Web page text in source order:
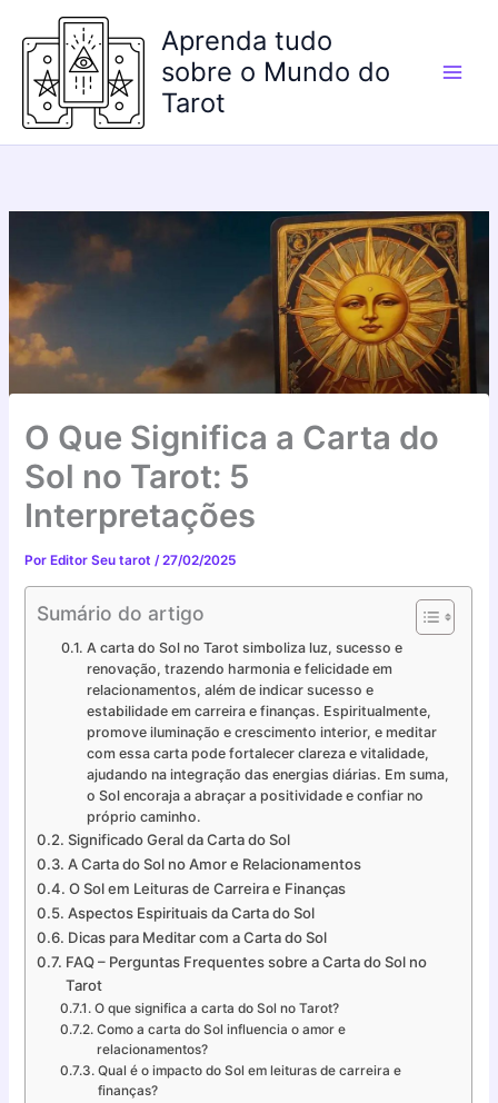
para
conteúdo
Aprenda tudo
sobre o Mundo do
Tarot
O Que Significa a Carta do
Sol no Tarot: 5
Interpretações
PorEditor Seu tarot /27/02/2025
Sumário do artigo
A carta do Sol no Tarot simboliza luz, sucesso e
renovação, trazendo harmonia e felicidade em
relacionamentos, além de indicar sucesso e
estabilidade em carreira e finanças. Espiritualmente,
promove iluminação e crescimento interior, e meditar
com essa carta pode fortalecer clareza e vitalidade,
ajudando na integração das energias diárias. Em suma,
o Sol encoraja a abraçar a positividade e confiar no
próprio caminho.
Significado Geral da Carta do Sol
A Carta do Sol no Amor e Relacionamentos
O Sol em Leituras de Carreira e Finanças
Aspectos Espirituais da Carta do Sol
Dicas para Meditar com a Carta do Sol
FAQ – Perguntas Frequentes sobre a Carta do Sol no
Tarot
O que significa a carta do Sol no Tarot?
Como a carta do Sol influencia o amor e
relacionamentos?
Qual é o impacto do Sol em leituras de carreira e
finanças?